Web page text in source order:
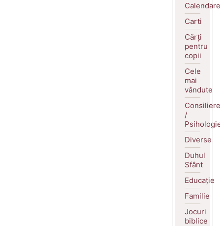
Calendare
Carti
Cărți
pentru
copii
Cele
mai
vândute
Consiliere
/
Diverse
Duhul
Sfânt
Educație
Familie
Jocuri
biblice